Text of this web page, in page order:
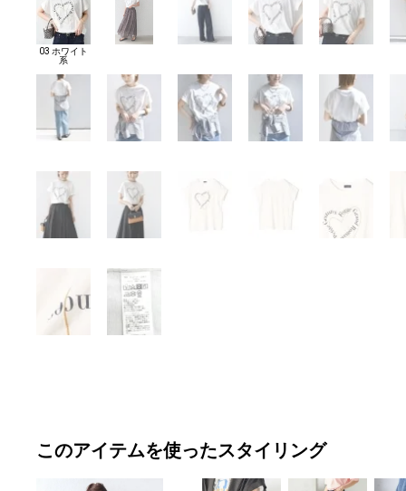
03 ホワイト
系
このアイテムを使ったスタイリング